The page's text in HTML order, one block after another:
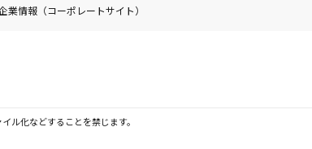
業情報（コーポレートサイト）
ル化などすることを禁じます。